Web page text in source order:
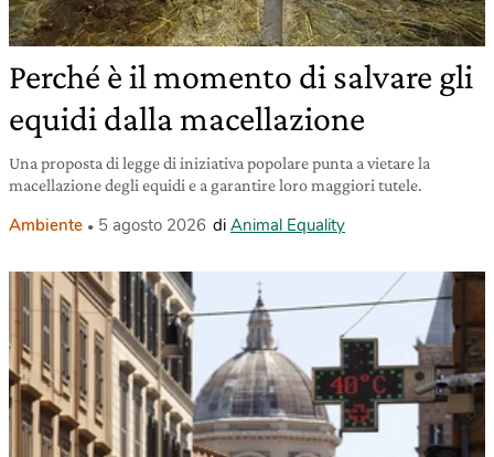
Perché è il momento di salvare gli
equidi dalla macellazione
Una proposta di legge di iniziativa popolare punta a vietare la
macellazione degli equidi e a garantire loro maggiori tutele.
Ambiente 5 agosto 2026 di Animal Equality